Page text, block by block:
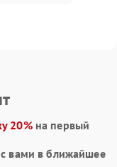
20%на первый
вами в ближайшее